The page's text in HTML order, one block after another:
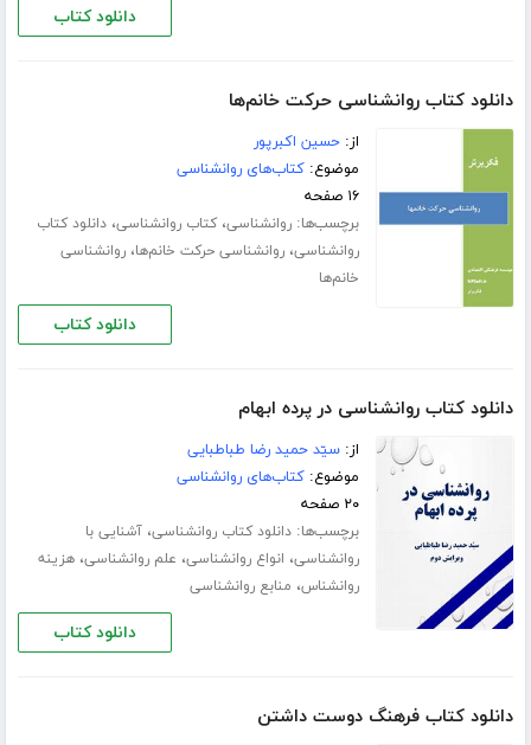
دانلود کتاب
دانلود کتاب روانشناسی حرکت خانم‌ها
از:حسین اکبرپور
موضوع:کتاب‌های روانشناسی
۱۶ صفحه
برچسب‌ها:روانشناسی،کتاب روانشناسی،دانلود کتاب
روانشناسی،روانشناسی حرکت خانم‌ها،روانشناسی
خانم‌ها
دانلود کتاب
دانلود کتاب روانشناسی در پرده ابهام
از:سیّد حمید رضا طباطبایی
موضوع:کتاب‌های روانشناسی
۲۰ صفحه
برچسب‌ها:دانلود کتاب روانشناسی،آشنایی با
روانشناسی، انواع روانشناسی، علم روانشناسی،هزینه
روانشناس، منابع روانشناسی
دانلود کتاب
دانلود کتاب فرهنگ دوست داشتن